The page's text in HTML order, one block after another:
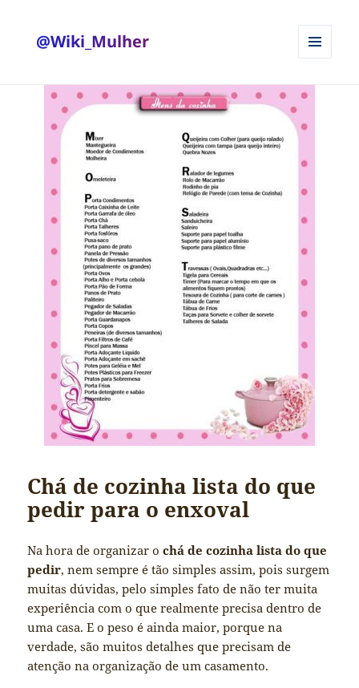
@Wiki_Mulher
WIDGETS
Chá de cozinha lista do que
pedir para o enxoval
Na hora de organizar ochá de cozinha lista do que
pedir, nem sempre é tão simples assim, pois surgem
muitas dúvidas, pelo simples fato de não ter muita
experiência com o que realmente precisa dentro de
uma casa. E o peso é ainda maior, porque na
verdade, são muitos detalhes que precisam de
atenção na organização de um casamento.